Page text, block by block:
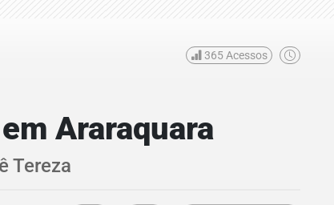
365Acessos
Araraquara
Tereza